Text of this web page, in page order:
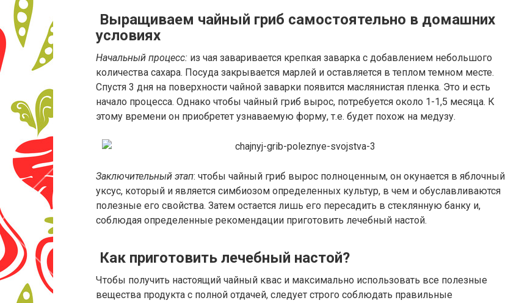
Выращиваем чайный гриб самостоятельно в домашних
условиях
Начальный процесс: из чая заваривается крепкая заварка с добавлением небольшого
количества сахара. Посуда закрывается марлей и оставляется в теплом темном месте.
Спустя 3 дня на поверхности чайной заварки появится маслянистая пленка. Это и есть
начало процесса. Однако чтобы чайный гриб вырос, потребуется около 1-1,5 месяца. К
этому времени он приобретет узнаваемую форму, т.е. будет похож на медузу.
Заключительный этап: чтобы чайный гриб вырос полноценным, он окунается в яблочный
уксус, который и является симбиозом определенных культур, в чем и обуславливаются
полезные его свойства. Затем остается лишь его пересадить в стеклянную банку и,
соблюдая определенные рекомендации приготовить лечебный настой.
Как приготовить лечебный настой?
Чтобы получить настоящий чайный квас и максимально использовать все полезные
вещества продукта с полной отдачей, следует строго соблюдать правильные